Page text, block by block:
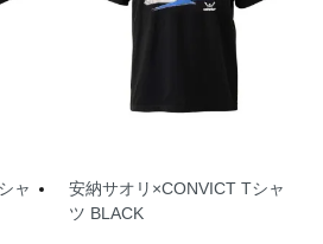
ャ
安納サオリ×CONVICT Tシャ
ツ BLACK